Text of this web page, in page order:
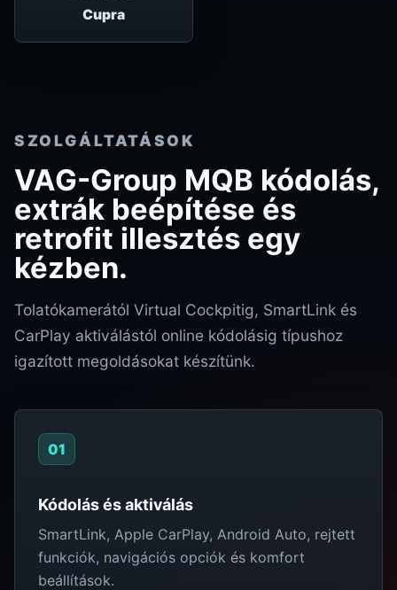
Cupra
SZOLGÁLTATÁSOK
VAG-Group MQB kódolás,
extrák beépítése és
retrofit illesztés egy
kézben.
Tolatókamerától Virtual Cockpitig, SmartLink és
CarPlay aktiválástól online kódolásig típushoz
igazított megoldásokat készítünk.
01
Kódolás és aktiválás
SmartLink, Apple CarPlay, Android Auto, rejtett
funkciók, navigációs opciók és komfort
beállítások.